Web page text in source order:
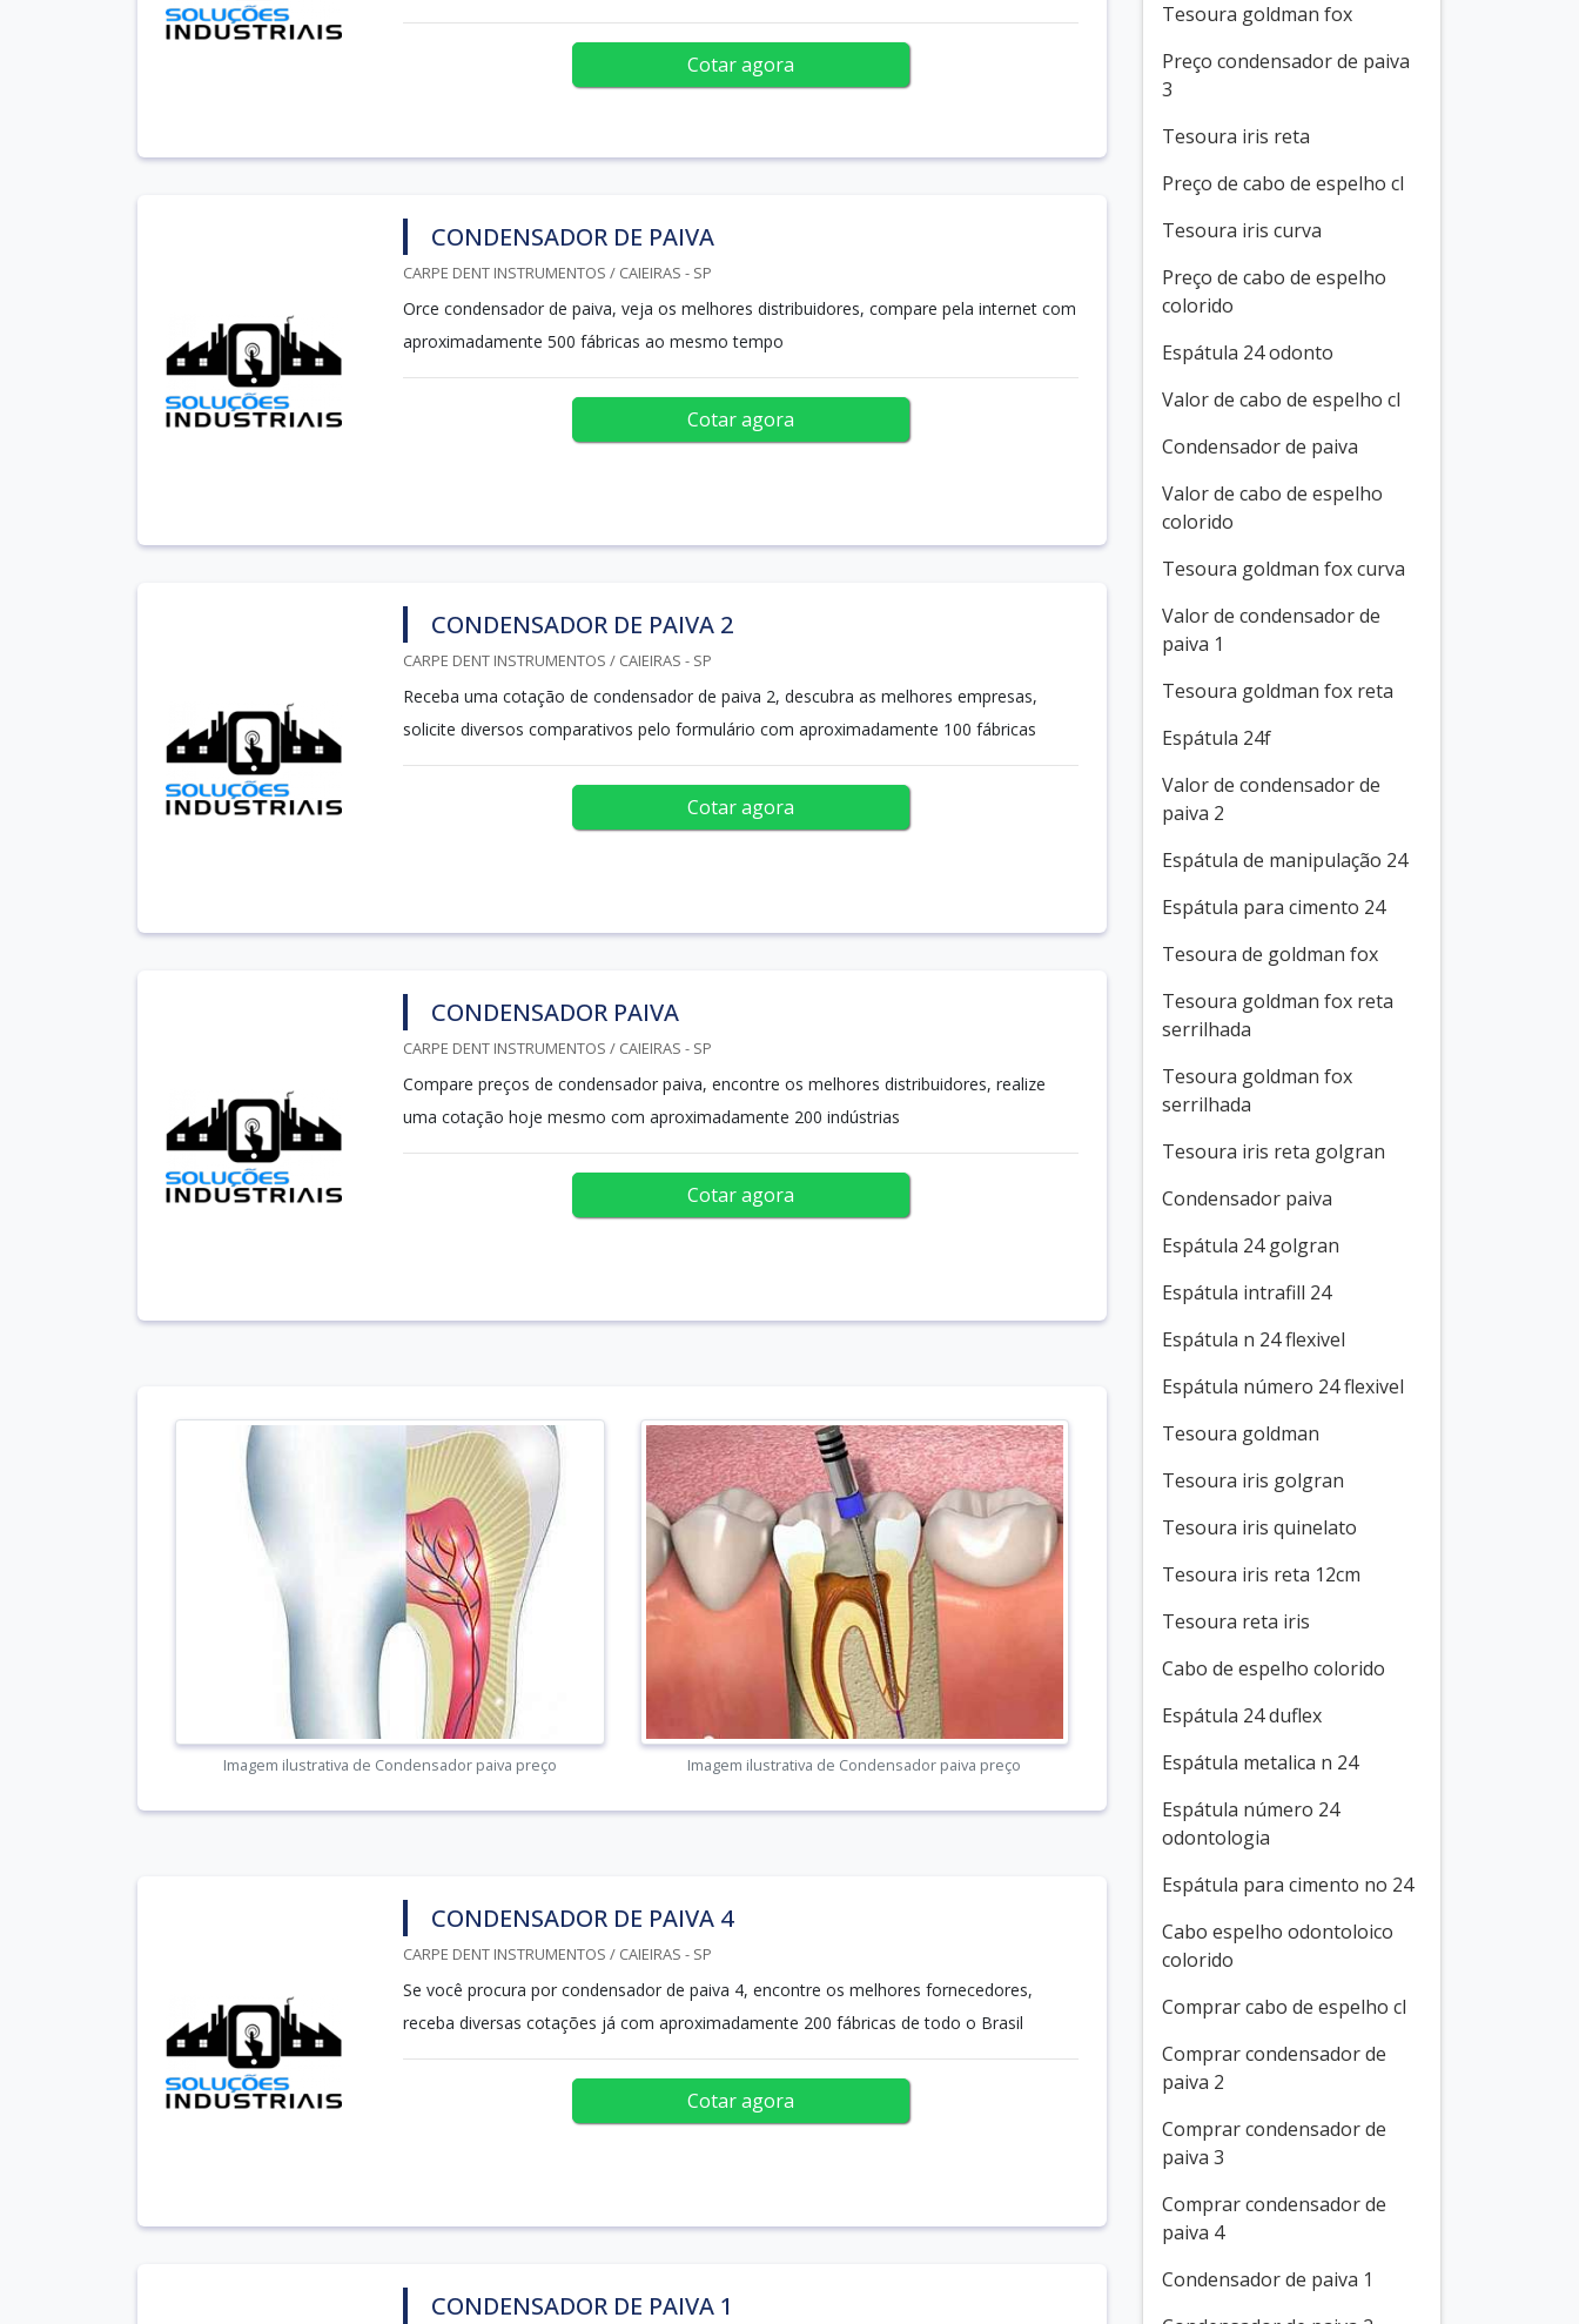
Cotar agora
CONDENSADOR DE PAIVA
CARPE DENT INSTRUMENTOS / CAIEIRAS - SP
Orce condensador de paiva, veja os melhores distribuidores, compare pela internet com
aproximadamente 500 fábricas ao mesmo tempo
Cotar agora
CONDENSADOR DE PAIVA 2
CARPE DENT INSTRUMENTOS / CAIEIRAS - SP
Receba uma cotação de condensador de paiva 2, descubra as melhores empresas,
solicite diversos comparativos pelo formulário com aproximadamente 100 fábricas
Cotar agora
CONDENSADOR PAIVA
CARPE DENT INSTRUMENTOS / CAIEIRAS - SP
Compare preços de condensador paiva, encontre os melhores distribuidores, realize
uma cotação hoje mesmo com aproximadamente 200 indústrias
Cotar agora
Imagem ilustrativa de Condensador paiva preço Imagem ilustrativa de Condensador paiva preço
CONDENSADOR DE PAIVA 4
CARPE DENT INSTRUMENTOS / CAIEIRAS - SP
Se você procura por condensador de paiva 4, encontre os melhores fornecedores,
receba diversas cotações já com aproximadamente 200 fábricas de todo o Brasil
Cotar agora
CONDENSADOR DE PAIVA 1
Tesoura goldman fox
Preço condensador de paiva
3
Tesoura iris reta
Preço de cabo de espelho cl
Tesoura iris curva
Preço de cabo de espelho
colorido
Espátula 24 odonto
Valor de cabo de espelho cl
Condensador de paiva
Valor de cabo de espelho
colorido
Tesoura goldman fox curva
Valor de condensador de
paiva 1
Tesoura goldman fox reta
Espátula 24f
Valor de condensador de
paiva 2
Espátula de manipulação 24
Espátula para cimento 24
Tesoura de goldman fox
Tesoura goldman fox reta
serrilhada
Tesoura goldman fox
serrilhada
Tesoura iris reta golgran
Condensador paiva
Espátula 24 golgran
Espátula intrafill 24
Espátula n 24 flexivel
Espátula número 24 flexivel
Tesoura goldman
Tesoura iris golgran
Tesoura iris quinelato
Tesoura iris reta 12cm
Tesoura reta iris
Cabo de espelho colorido
Espátula 24 duflex
Espátula metalica n 24
Espátula número 24
odontologia
Espátula para cimento no 24
Cabo espelho odontoloico
colorido
Comprar cabo de espelho cl
Comprar condensador de
paiva 2
Comprar condensador de
paiva 3
Comprar condensador de
paiva 4
Condensador de paiva 1